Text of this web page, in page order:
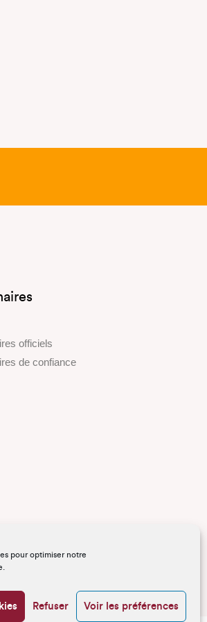
pour optimiser notre
Refuser Voir les préférences
officiels
de confiance